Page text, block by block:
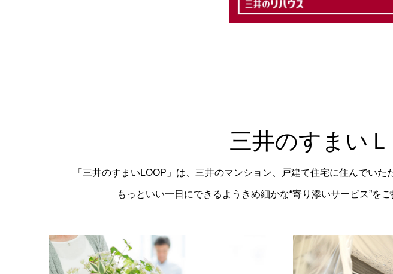
三井のすまい
「三井のすまいLOOP」は、三井のマンション、戸建て住宅に住んでい
もっといい一日にできるようきめ細かな“寄り添いサービス”を